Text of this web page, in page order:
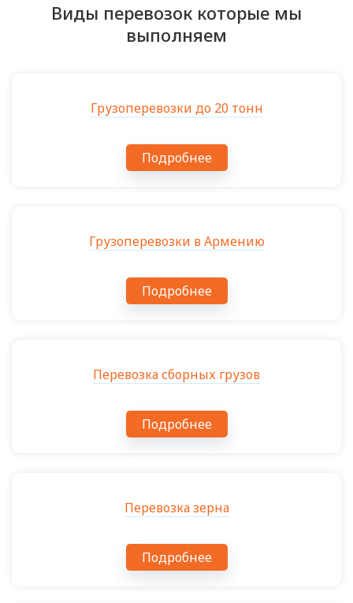
Виды перевозок которые мы
выполняем
Грузоперевозки до 20 тонн
Подробнее
Грузоперевозки в Армению
Подробнее
Перевозка сборных грузов
Подробнее
Перевозка зерна
Подробнее